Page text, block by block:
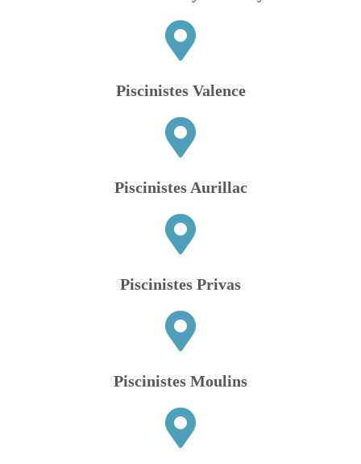
Piscinistes Valence
Piscinistes Aurillac
Piscinistes Privas
Piscinistes Moulins